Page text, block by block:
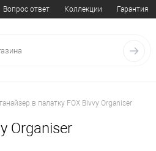
Вопрос ответ Коллекции Гарантия
в палатку FOX Bivvy Organiser
Organiser